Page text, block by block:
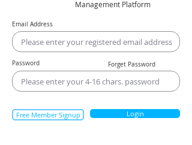
Management Platform
Email Address
Password Forget Password
Free Member Signup Login